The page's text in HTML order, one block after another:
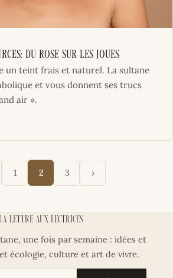
du rose sur les joues
un teint frais et naturel. La sultane
et vous donnent ses trucs
air ».
1 2 3 ›
La lettre aux lectrices
une fois par semaine : idées et
écologie, culture et art de vivre.